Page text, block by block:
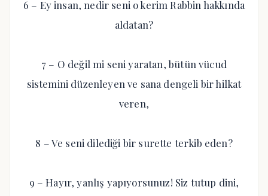
6 – Ey insan, nedir seni o kerim Rabbin hakkında
aldatan?
7 – O değil mi seni yaratan, bütün vücud
sistemini düzenleyen ve sana dengeli bir hilkat
veren,
8 – Ve seni dilediği bir surette terkib eden?
9 – Hayır, yanlış yapıyorsunuz! Siz tutup dini,